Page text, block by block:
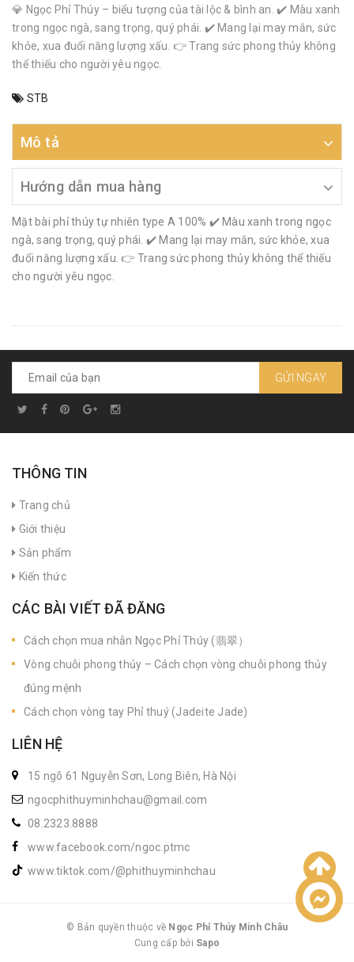
💎 Ngọc Phỉ Thúy – biểu tượng của tài lộc & bình an. ✔️ Màu xanh
trong ngọc ngà, sang trọng, quý phái. ✔️ Mang lại may mắn, sức
khỏe, xua đuổi năng lượng xấu. 👉 Trang sức phong thủy không
thể thiếu cho người yêu ngọc.
STB
Mô tả
Hướng dẫn mua hàng
Mặt bài phỉ thúy tự nhiên type A 100% ✔️ Màu xanh trong ngọc
ngà, sang trọng, quý phái. ✔️ Mang lại may mắn, sức khỏe, xua
đuổi năng lượng xấu. 👉 Trang sức phong thủy không thể thiếu
cho người yêu ngọc.
GỬI NGAY
THÔNG TIN
Trang chủ
Giới thiệu
Sản phẩm
Kiến thức
CÁC BÀI VIẾT ĐÃ ĐĂNG
Cách chọn mua nhẫn Ngọc Phỉ Thúy (翡翠）
Vòng chuỗi phong thủy – Cách chọn vòng chuỗi phong thủy
đúng mệnh
Cách chọn vòng tay Phỉ thuý (Jadeite Jade)
LIÊN HỆ
15 ngõ 61 Nguyễn Sơn, Long Biên, Hà Nội
ngocphithuyminhchau@gmail.com
08.2323.8888
www.facebook.com/ngoc.ptmc
www.tiktok.com/@phithuyminhchau
© Bản quyền thuộc về Ngọc Phỉ Thúy Minh Châu
|
Cung cấp bởi Sapo
Liên hệ